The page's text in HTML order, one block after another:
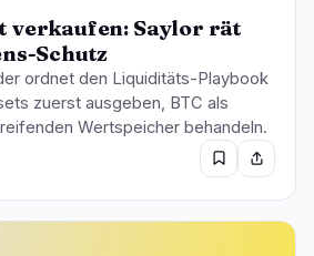
verkaufen: Saylor rät
Schutz
ordnet den Liquiditäts-Playbook
zuerst ausgeben, BTC als
Wertspeicher behandeln.